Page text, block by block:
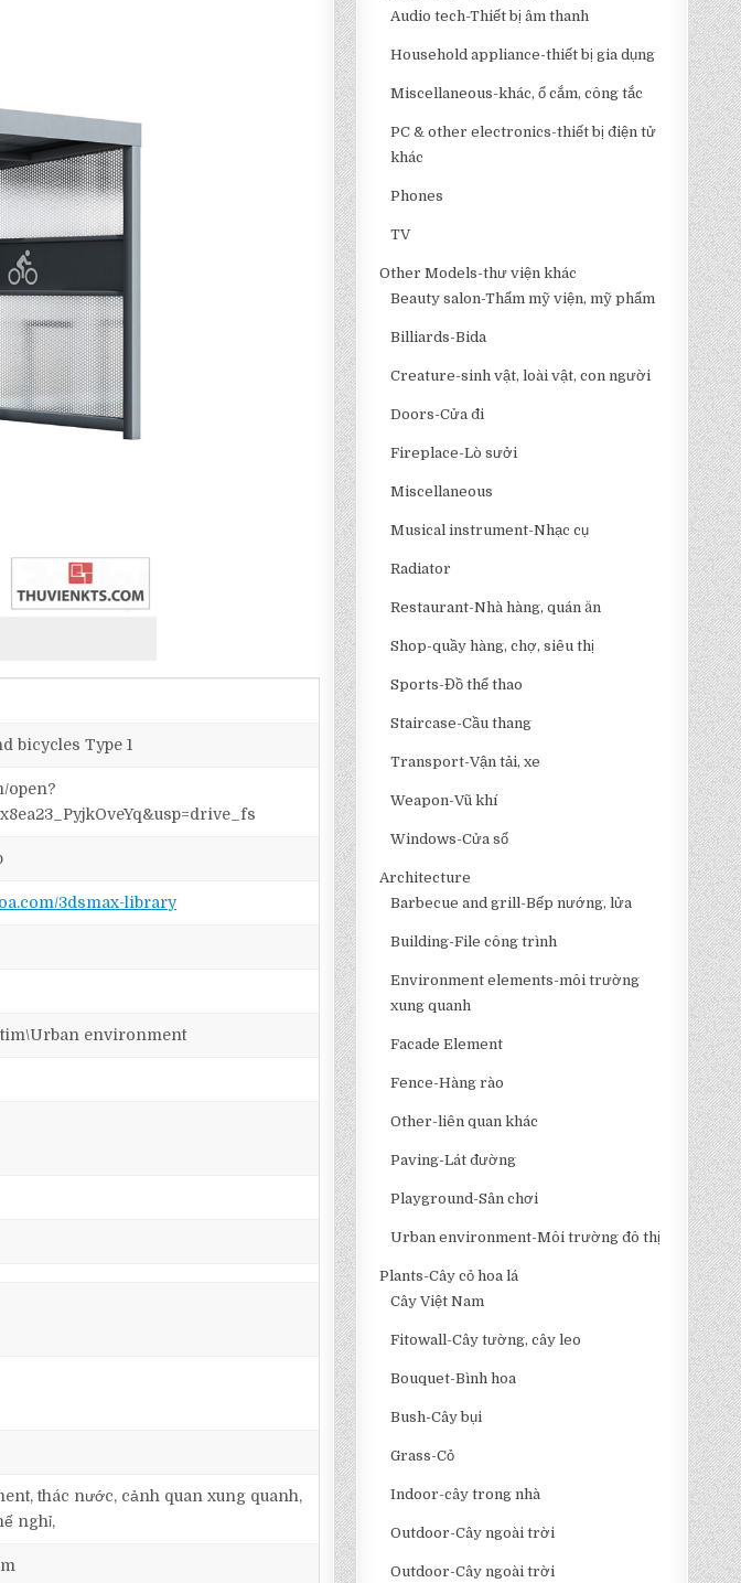
bicycles Type 1
open?
3dsmax-library
environment
thác nước, cảnh quan xung quanh,
nghỉ,
Audio tech-Thiết bị âm thanh
Household appliance-thiết bị gia dụng
Miscellaneous-khác, ổ cắm, công tắc
PC & other electronics-thiết bị điện tử
khác
Phones
TV
Other Models-thư viện khác
Beauty salon-Thẩm mỹ viện, mỹ phẩm
Billiards-Bida
Creature-sinh vật, loài vật, con người
Doors-Cửa đi
Fireplace-Lò sưởi
Miscellaneous
Musical instrument-Nhạc cụ
Radiator
Restaurant-Nhà hàng, quán ăn
Shop-quầy hàng, chợ, siêu thị
Sports-Đồ thể thao
Staircase-Cầu thang
Transport-Vận tải, xe
Weapon-Vũ khí
Windows-Cửa sổ
Architecture
Barbecue and grill-Bếp nướng, lửa
Building-File công trình
Environment elements-môi trường
xung quanh
Facade Element
Fence-Hàng rào
Other-liên quan khác
Paving-Lát đường
Playground-Sân chơi
Urban environment-Môi trường đô thị
Plants-Cây cỏ hoa lá
Cây Việt Nam
Fitowall-Cây tường, cây leo
Bouquet-Bình hoa
Bush-Cây bụi
Grass-Cỏ
Indoor-cây trong nhà
Outdoor-Cây ngoài trời
Outdoor-Cây ngoài trời